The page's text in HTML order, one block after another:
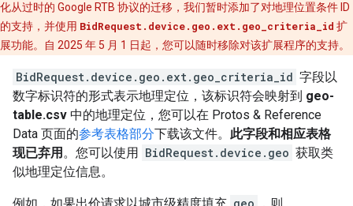
化从过时的 Google RTB 协议的迁移，我们暂时添加了对地理位置条件 ID
的支持，并使用 BidRequest.device.geo.ext.geo_criteria_id 扩
展功能。自 2025 年 5 月 1 日起，您可以随时移除对该扩展程序的支持。
BidRequest.device.geo.ext.geo_criteria_id 字段以
数字标识符的形式表示地理定位，该标识符会映射到 geo-
table.csv 中的地理定位，您可以在 Protos & Reference
Data 页面的参考表格部分下载该文件。 此字段和相应表格
现已弃用 。您可以使用 BidRequest.device.geo 获取类
似地理定位信息。